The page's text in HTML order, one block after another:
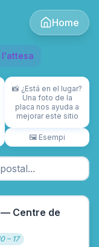
Home
l'attesa
📸 ¿Está en el lugar?
Una foto de la
placa nos ayuda a
mejorar este sitio
🖼️ Esempi
— Centre de
– 17